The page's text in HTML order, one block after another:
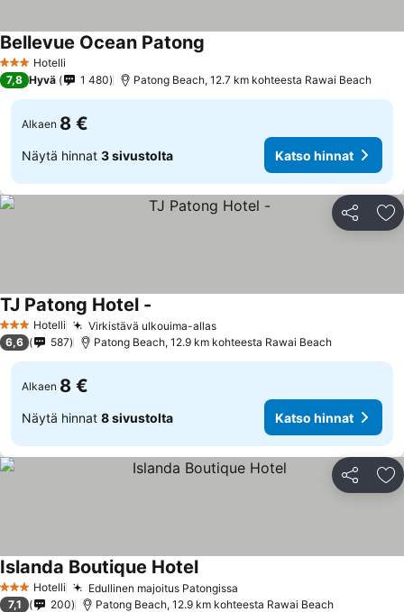
3 Tähtiluokitus
Hotelli
Bellevue Ocean Patong
7,8 Hyvä 1 480 Patong Beach, 12.7 km kohteesta Rawai Beach
Alkaen 8 €
Näytä hinnat 3 sivustolta Katso hinnat
Jaa
3 Tähtiluokitus
Hotelli Virkistävä ulkouima-allas
TJ Patong Hotel -
6,6 587 Patong Beach, 12.9 km kohteesta Rawai Beach
Alkaen 8 €
Näytä hinnat 8 sivustolta Katso hinnat
Jaa
3 Tähtiluokitus
Hotelli Edullinen majoitus Patongissa
Islanda Boutique Hotel
7,1 200 Patong Beach, 12.9 km kohteesta Rawai Beach